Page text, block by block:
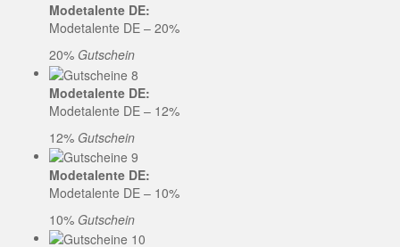
Modetalente DE:
Modetalente DE – 20%
20% Gutschein
Modetalente DE:
Modetalente DE – 12%
12% Gutschein
Modetalente DE:
Modetalente DE – 10%
10% Gutschein